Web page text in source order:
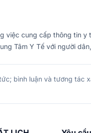
việc cung cấp thông tin y
Tâm Y Tế với người
bình luận và tương tác